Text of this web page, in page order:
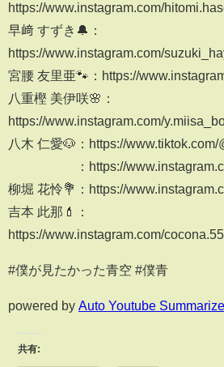
https://www.instagram.com/
早﨑 すずき🔔：
https://www.instagram.com/
宮腰 友里亜🐾：https://
八重樫 美伊咲🌸：
https://www.instagram.com/
八木 仁愛🐶：https://
：https://
柳堀 花怜💐：https://
吉本 此那💄：
https://www.instagram.com/
#僕が見たかった青空 #僕青
powered by Auto Youtube Summarize
共有: